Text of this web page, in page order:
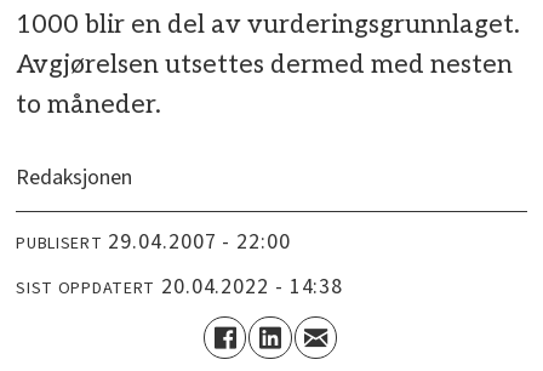
1000 blir en del av vurderingsgrunnlaget.
Avgjørelsen utsettes dermed med nesten
to måneder.
Redaksjonen
PUBLISERT 29.04.2007 - 22:00
SIST OPPDATERT 20.04.2022 - 14:38